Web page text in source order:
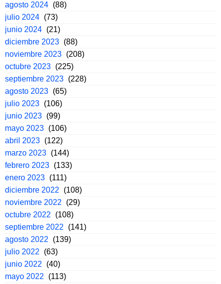
agosto 2024 (88)
julio 2024 (73)
junio 2024 (21)
diciembre 2023 (88)
noviembre 2023 (208)
octubre 2023 (225)
septiembre 2023 (228)
agosto 2023 (65)
julio 2023 (106)
junio 2023 (99)
mayo 2023 (106)
abril 2023 (122)
marzo 2023 (144)
febrero 2023 (133)
enero 2023 (111)
diciembre 2022
(108)
noviembre 2022
(29)
octubre 2022
(108)
septiembre 2022
(141)
agosto 2022
(139)
julio 2022
(63)
junio 2022
(40)
mayo 2022
(113)